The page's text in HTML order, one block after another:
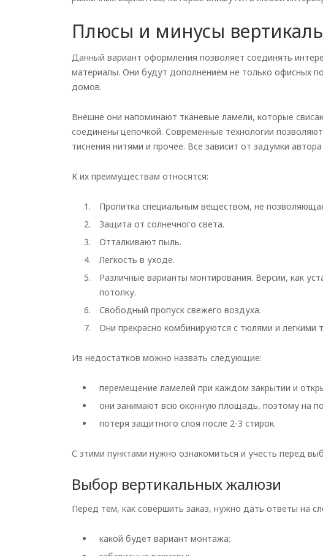
Плюсы и минусы
Данный вариант оформления позволяет соединять
материалы. Они будут дополнением не только офисных
домов.
Внешне они напоминают тканевые ламели, которые
соединены цепочкой. Современные технологии
тиснения нитями и прочее. Все зависит от задумки
К их преимуществам относятся:
Пропитка специальным веществом, не
Защита от солнечного света.
Отталкивают пыль.
Легкость в уходе.
Различные варианты монтирования. Версии, как
потолку.
Свободный пропуск свежего воздуха.
Они прекрасно комбинируются с тюлями и легкими
Из недостатков можно назвать следующие:
перемещение ламелей при каждом закрытии и
они занимают всю оконную площадь, поэтому на
потеря защитного слоя после 2-3 стирок.
С этими пунктами нужно ознакомиться и учесть перед
Выбор вертикальных жалюзи
Перед тем, как совершить заказ, нужно дать ответы на
какой будет вариант монтажа;